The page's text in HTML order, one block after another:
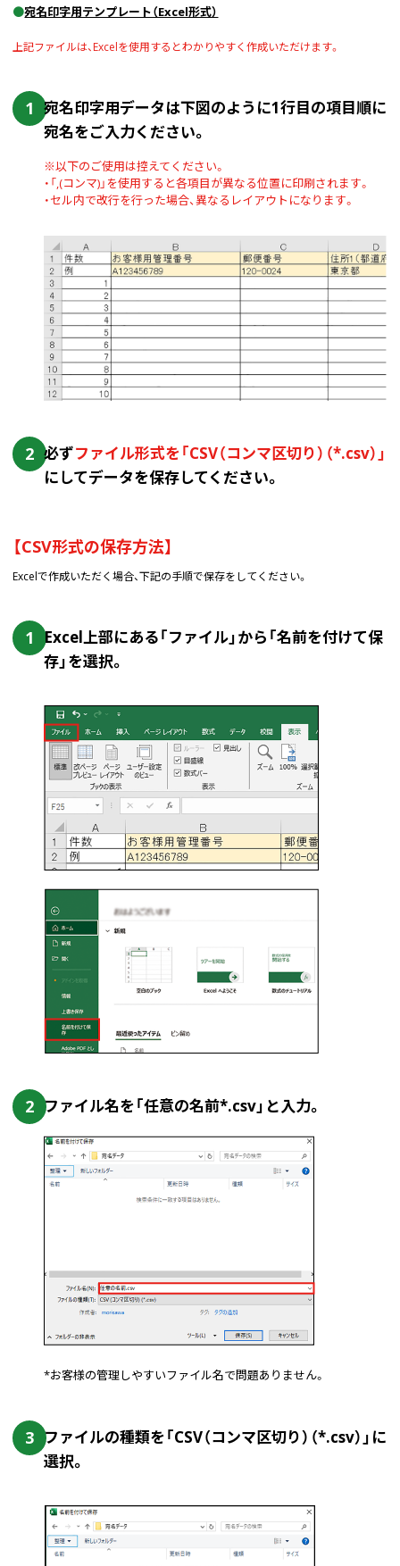
●宛名印字用テンプレート（Excel形式）
上記ファイルは、Excelを使用するとわかりやすく作成いただけます。
1 宛名印字用データは下図のように1行目の項目順に
宛名をご入力ください。
※以下のご使用は控えてください。
・「,(コンマ)」を使用すると各項目が異なる位置に印刷されます。
・セル内で改行を行った場合、異なるレイアウトになります。
2 必ずファイル形式を「CSV（コンマ区切り）（*.csv）」
にしてデータを保存してください。
【CSV形式の保存方法】
Excelで作成いただく場合、下記の手順で保存をしてください。
1 Excel上部にある「ファイル」から「名前を付けて保
存」を選択。
2 ファイル名を「任意の名前*.csv」と入力。
*お客様の管理しやすいファイル名で問題ありません。
3 ファイルの種類を「CSV（コンマ区切り）（*.csv）」に
選択。